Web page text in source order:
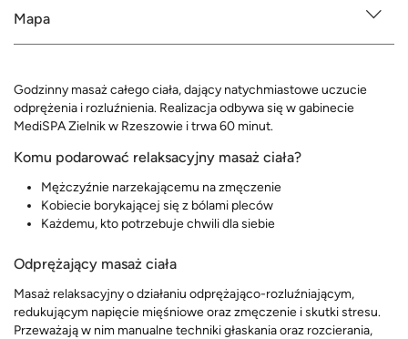
Mapa
Godzinny masaż całego ciała, dający natychmiastowe uczucie
odprężenia i rozluźnienia. Realizacja odbywa się w gabinecie
MediSPA Zielnik w Rzeszowie i trwa 60 minut.
Komu podarować relaksacyjny masaż ciała?
Mężczyźnie narzekającemu na zmęczenie
Kobiecie borykającej się z bólami pleców
Każdemu, kto potrzebuje chwili dla siebie
Odprężający masaż ciała
Masaż relaksacyjny o działaniu odprężająco-rozluźniającym,
redukującym napięcie mięśniowe oraz zmęczenie i skutki stresu.
Przeważają w nim manualne techniki głaskania oraz rozcierania,